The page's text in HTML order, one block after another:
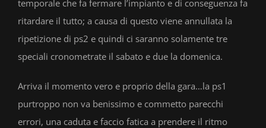
temporale che fa fermare l’impianto e di conseguenza fa
ritardare il tutto; a causa di questo viene annullata la
ripetizione di ps2 e quindi ci saranno solamente tre
speciali cronometrate il sabato e due la domenica.
Arriva il momento vero e proprio della gara…la ps1
purtroppo non va benissimo e commetto parecchi
errori, una caduta e faccio fatica a prendere il ritmo